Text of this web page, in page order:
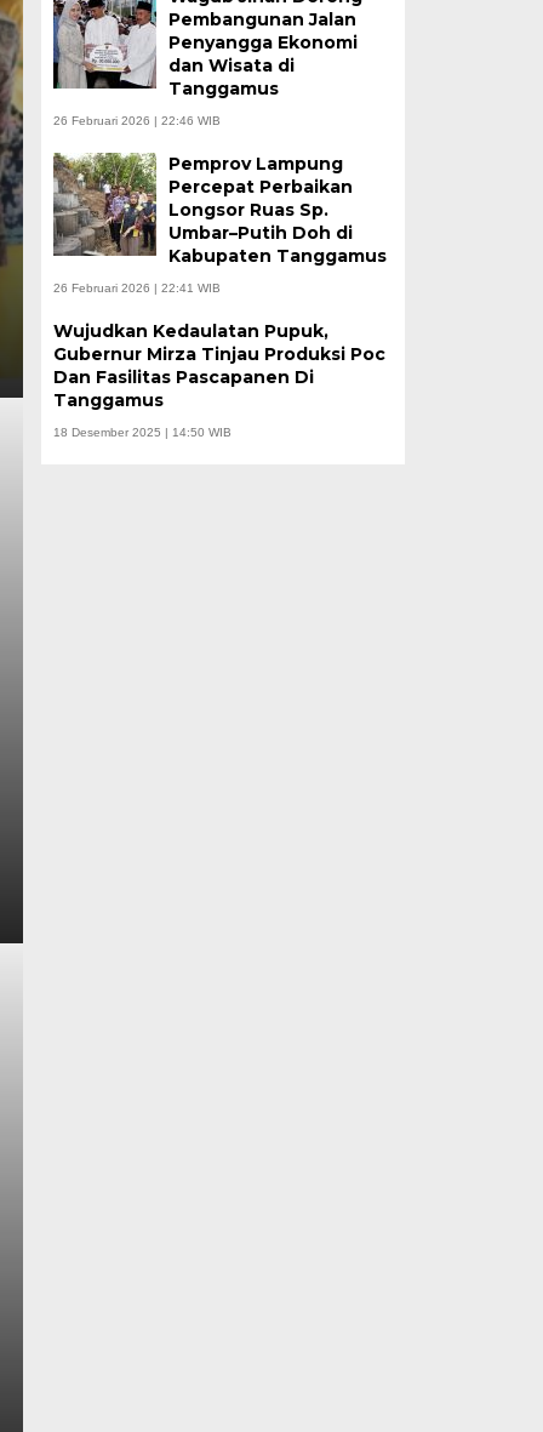
Pembangunan Jalan
Penyangga Ekonomi
dan Wisata di
Tanggamus
26 Februari 2026 | 22:46 WIB
Pemprov Lampung
Percepat Perbaikan
Longsor Ruas Sp.
Umbar–Putih Doh di
Kabupaten Tanggamus
26 Februari 2026 | 22:41 WIB
Wujudkan Kedaulatan Pupuk,
Gubernur Mirza Tinjau Produksi Poc
Dan Fasilitas Pascapanen Di
Tanggamus
18 Desember 2025 | 14:50 WIB